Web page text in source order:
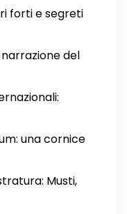
forti e segreti
del
una cornice
Musti,